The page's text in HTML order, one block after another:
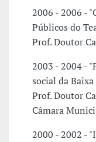
2006 - 2006 -
Públicos do
Prof. Doutor
2003 - 2004 -
social da
Prof. Doutor
Câmara
2000 - 2002 -